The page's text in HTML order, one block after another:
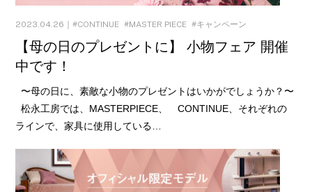
2023.04.26｜ CONTINUE MASTER PIECE キャンペーン
【母の日のプレゼントに】 小物フェア 開催
中です！
〜母の日に、素敵な小物のプレゼントはいかがでしょうか？〜
松永工房では、MASTERPIECE、 CONTINUE、それぞれの
ラインで、家具に使用している…